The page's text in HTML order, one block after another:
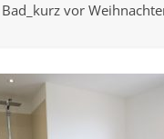
Bad_kurz vor